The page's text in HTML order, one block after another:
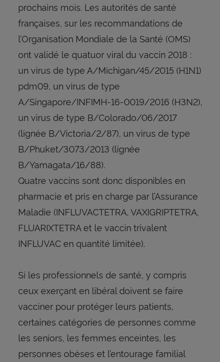
prochains mois. Les autorités de santé
françaises, sur les recommandations de
l’Organisation Mondiale de la Santé (OMS)
ont validé le quatuor viral du vaccin 2018 :
un virus de type A/Michigan/45/2015 (H1N1)
pdm09, un virus de type
A/Singapore/INFIMH-16-0019/2016 (H3N2),
un virus de type B/Colorado/06/2017
(lignée B/Victoria/2/87), un virus de type
B/Phuket/3073/2013 (lignée
B/Yamagata/16/88).
Quatre vaccins sont donc disponibles en
pharmacie et pris en charge par l’Assurance
Maladie (INFLUVACTETRA, VAXIGRIPTETRA,
FLUARIXTETRA et le vaccin trivalent
INFLUVAC en quantité limitée).
Si les professionnels de santé, y compris
ceux exerçant en libéral doivent se faire
vacciner pour protéger leurs patients,
certaines catégories de personnes comme
les seniors, les femmes enceintes, les
personnes obèses et l’entourage familial